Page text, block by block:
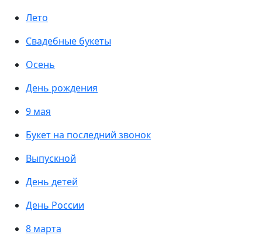
Лето
Свадебные букеты
Осень
День рождения
9 мая
Букет на последний звонок
Выпускной
День детей
День России
8 марта